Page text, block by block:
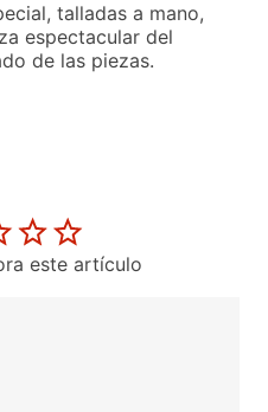
este artículo
talladas a mano,
espectacular del
de las piezas.